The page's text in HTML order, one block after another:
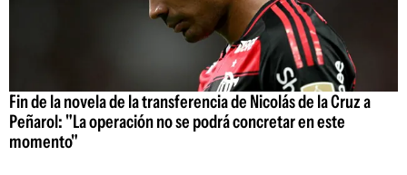
Fin de la novela de la transferencia de Nicolás de la Cruz a
Peñarol: "La operación no se podrá concretar en este
momento"